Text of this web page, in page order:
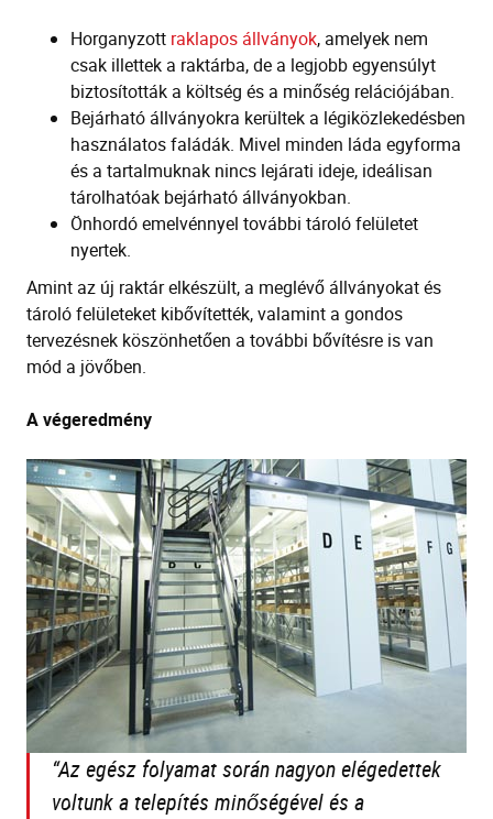
Horganyzott raklapos állványok, amelyek nem
csak illettek a raktárba, de a legjobb egyensúlyt
biztosították a költség és a minőség relációjában.
Bejárható állványokra kerültek a légiközlekedésben
használatos faládák. Mivel minden láda egyforma
és a tartalmuknak nincs lejárati ideje, ideálisan
tárolhatóak bejárható állványokban.
Önhordó emelvénnyel további tároló felületet
nyertek.
Amint az új raktár elkészült, a meglévő állványokat és
tároló felületeket kibővítették, valamint a gondos
tervezésnek köszönhetően a további bővítésre is van
mód a jövőben.
A végeredmény
“Az egész folyamat során nagyon elégedettek
voltunk a telepítés minőségével és a